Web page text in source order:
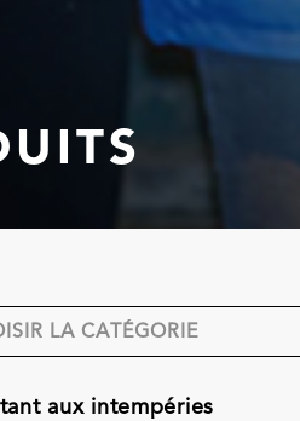
LA CATÉGORIE
aux intempéries